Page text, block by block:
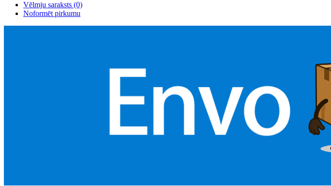
Vēlmju saraksts (0)
Noformēt pirkumu